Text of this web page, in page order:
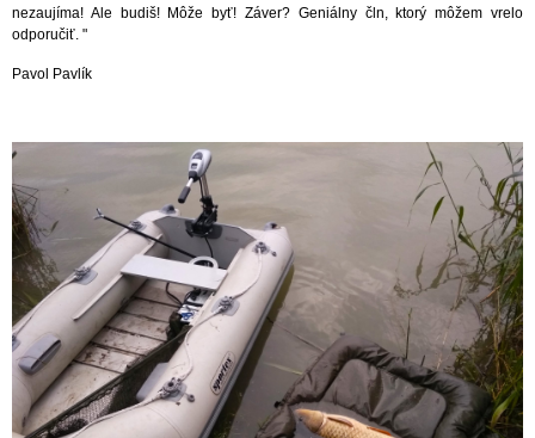
nezaujíma! Ale budiš! Môže byť! Záver? Geniálny čln, ktorý môžem vrelo
odporučiť. "
Pavol Pavlík